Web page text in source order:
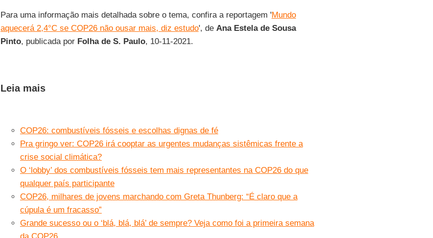
Para uma informação mais detalhada sobre o tema, confira a reportagem 'Mundo
aquecerá 2,4°C se COP26 não ousar mais, diz estudo', de Ana Estela de Sousa
Pinto, publicada por Folha de S. Paulo, 10-11-2021.
Leia mais
COP26: combustíveis fósseis e escolhas dignas de fé
Pra gringo ver: COP26 irá cooptar as urgentes mudanças sistêmicas frente a
crise social climática?
O ‘lobby’ dos combustíveis fósseis tem mais representantes na COP26 do que
qualquer país participante
COP26, milhares de jovens marchando com Greta Thunberg: “É claro que a
cúpula é um fracasso”
Grande sucesso ou o ‘blá, blá, blá’ de sempre? Veja como foi a primeira semana